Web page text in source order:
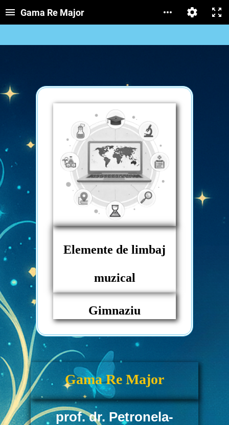
Gama Re Major
Elemente de limbaj
muzical
Gimnaziu
GamaRe Major
prof. dr. Petronela-